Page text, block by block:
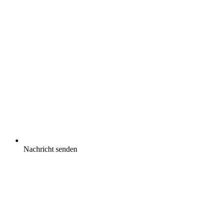
Nachricht senden